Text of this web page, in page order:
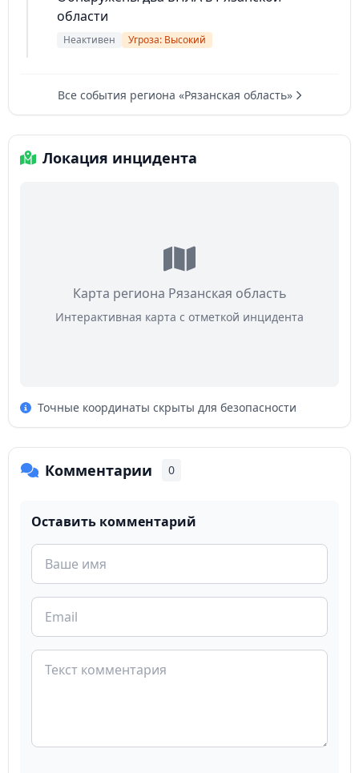
области
Неактивен Угроза: Высокий
Все события региона «Рязанская область»
Локация инцидента
Карта региона Рязанская область
Интерактивная карта с отметкой инцидента
Точные координаты скрыты для безопасности
Комментарии 0
Оставить комментарий